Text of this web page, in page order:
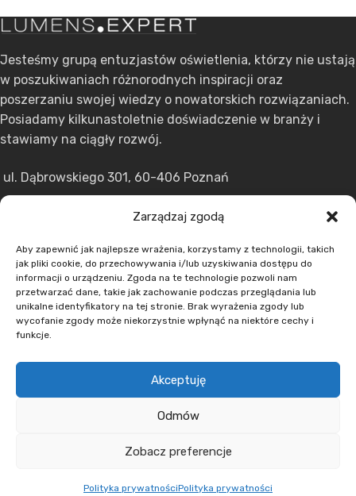
Zarządzaj zgodą
Aby zapewnić jak najlepsze wrażenia, korzystamy z technologii, takich
jak pliki cookie, do przechowywania i/lub uzyskiwania dostępu do
informacji o urządzeniu. Zgoda na te technologie pozwoli nam
przetwarzać dane, takie jak zachowanie podczas przeglądania lub
unikalne identyfikatory na tej stronie. Brak wyrażenia zgody lub
wycofanie zgody może niekorzystnie wpłynąć na niektóre cechy i
funkcje.
Akceptuję
Odmów
Zobacz preferencje
Polityka prywatnościPolityka prywatności
Jesteśmy grupą entuzjastów oświetlenia, którzy nie ustają
w poszukiwaniach różnorodnych inspiracji oraz
poszerzaniu swojej wiedzy o nowatorskich rozwiązaniach.
Posiadamy kilkunastoletnie doświadczenie w branży i
stawiamy na ciągły rozwój.
ul. Dąbrowskiego 301, 60-406 Poznań
+48 608 636 580
+48 502 598 107
kontakt@lumens.expert